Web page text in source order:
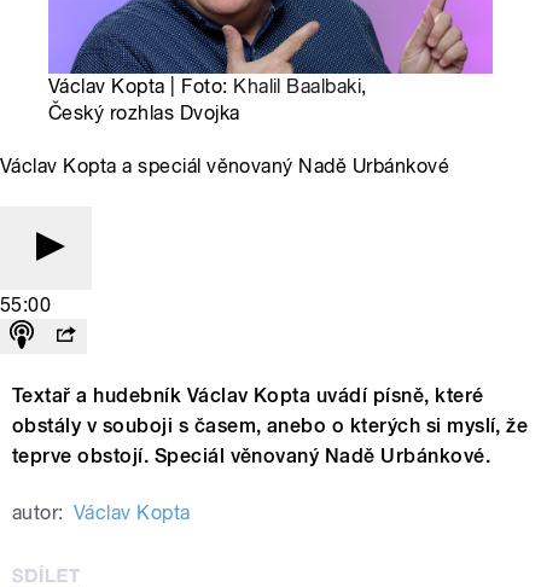
Václav Kopta | Foto: Khalil Baalbaki,
Český rozhlas Dvojka
Václav Kopta a speciál věnovaný Nadě Urbánkové
55:00
Textař a hudebník Václav Kopta uvádí písně, které
obstály v souboji s časem, anebo o kterých si myslí, že
teprve obstojí. Speciál věnovaný Nadě Urbánkové.
autor: Václav Kopta